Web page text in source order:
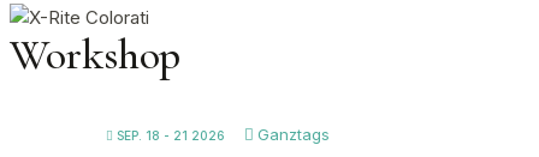
Workshop
SEP. 18 - 21 2026
Ganztags